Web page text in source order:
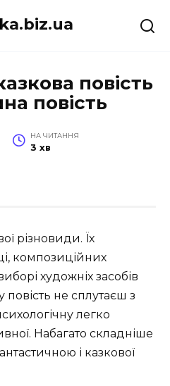
повість
повість
НА ЧИТАННЯ
3 хв
різновиди. Їх
композиційних
художніх засобів
не сплутаєш з
легко
Набагато складніше
і казкової